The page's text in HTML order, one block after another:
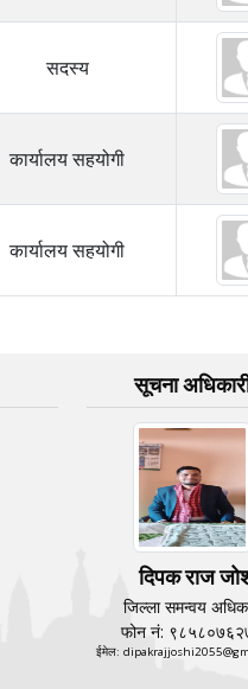
सदस्य
कार्यालय सहयोगी
कार्यालय सहयोगी
सूचना
दिपक राज
जिल्ला समन्वय
फोन नं:
ईमेल: